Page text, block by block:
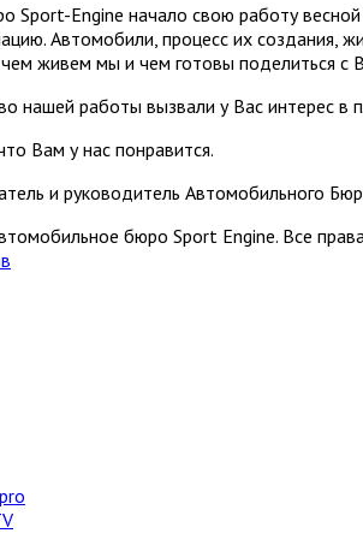
Sport-Engine начало свою работу
Автомобили, процесс их создания,
живем мы и чем готовы поделиться с
нашей работы вызвали у Вас интерес в
Вам у нас понравится.
и руководитель Автомобильного
бюро Sport Engine. Все